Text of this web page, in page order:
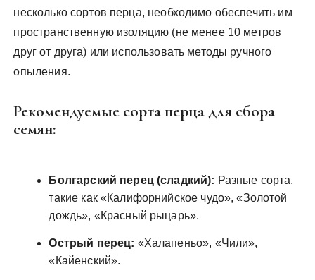
несколько сортов перца, необходимо обеспечить им
пространственную изоляцию (не менее 10 метров
друг от друга) или использовать методы ручного
опыления.
Рекомендуемые сорта перца для сбора
семян:
Болгарский перец (сладкий): Разные сорта,
такие как «Калифорнийское чудо», «Золотой
дождь», «Красный рыцарь».
Острый перец: «Халапеньо», «Чили»,
«Кайенский».